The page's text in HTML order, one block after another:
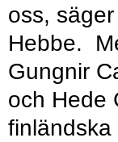
oss,
Hebbe.
Gungnir
och Hede